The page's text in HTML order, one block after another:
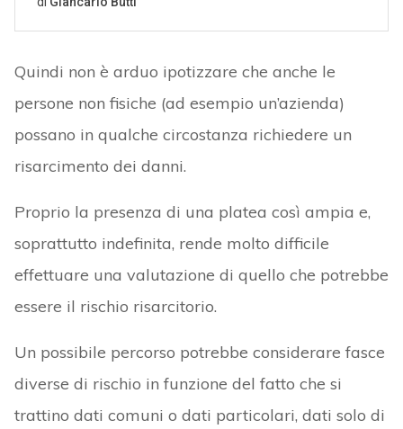
Quindi non è arduo ipotizzare che anche le
persone non fisiche (ad esempio un’azienda)
possano in qualche circostanza richiedere un
risarcimento dei danni.
Proprio la presenza di una platea così ampia e,
soprattutto indefinita, rende molto difficile
effettuare una valutazione di quello che potrebbe
essere il rischio risarcitorio.
Un possibile percorso potrebbe considerare fasce
diverse di rischio in funzione del fatto che si
trattino dati comuni o dati particolari, dati solo di